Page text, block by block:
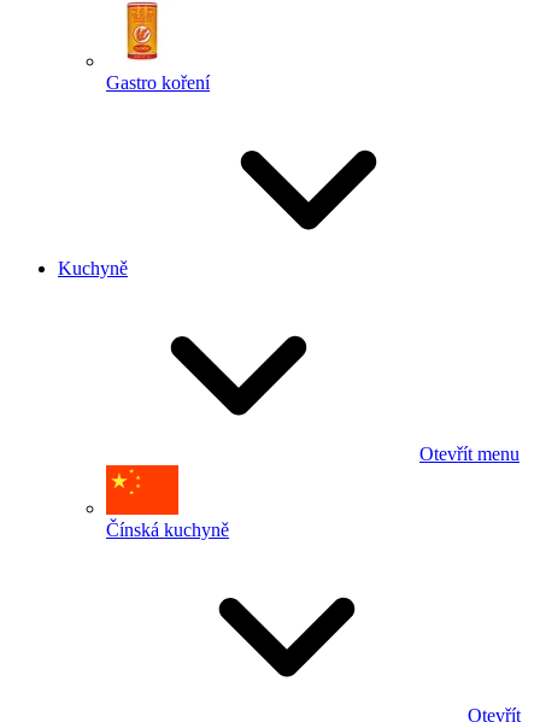
Gastro koření
Kuchyně
Otevřít menu
Čínská kuchyně
Otevřít